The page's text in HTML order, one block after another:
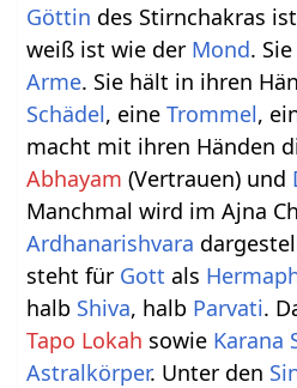
Göttin des Stirnchakras ist
weiß ist wie der Mond.
Arme. Sie hält in ihren
Schädel, eineTrommel,
macht mit ihren Händen
Abhayam (Vertrauen) und
Manchmal wird im Ajna
Ardhanarishvara
steht für Gott als
halb Shiva, halb Parvati.
Tapo Lokah sowie Karana
Astralkörper. Unter den